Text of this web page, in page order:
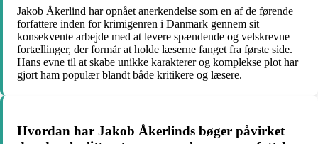
Jakob Åkerlind har opnået anerkendelse som en af de førende
forfattere inden for krimigenren i Danmark gennem sit
konsekvente arbejde med at levere spændende og velskrevne
fortællinger, der formår at holde læserne fanget fra første side.
Hans evne til at skabe unikke karakterer og komplekse plot har
gjort ham populær blandt både kritikere og læsere.
Hvordan har Jakob Åkerlinds bøger påvirket